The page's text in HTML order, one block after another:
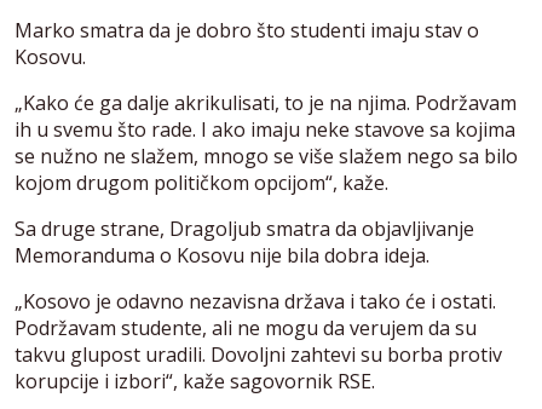
Marko smatra da je dobro što studenti imaju stav o
Kosovu.
„Kako će ga dalje akrikulisati, to je na njima. Podržavam
ih u svemu što rade. I ako imaju neke stavove sa kojima
se nužno ne slažem, mnogo se više slažem nego sa bilo
kojom drugom političkom opcijom“, kaže.
Sa druge strane, Dragoljub smatra da objavljivanje
Memoranduma o Kosovu nije bila dobra ideja.
„Kosovo je odavno nezavisna država i tako će i ostati.
Podržavam studente, ali ne mogu da verujem da su
takvu glupost uradili. Dovoljni zahtevi su borba protiv
korupcije i izbori“, kaže sagovornik RSE.